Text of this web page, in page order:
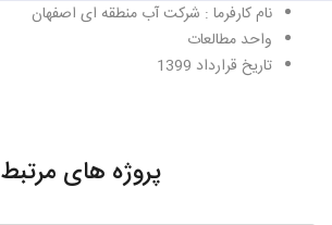
نام کارفرما : شرکت آب منطقه ای اصفهان
واحد مطالعات
تاریخ قرارداد 1399
پروژه های مرتبط